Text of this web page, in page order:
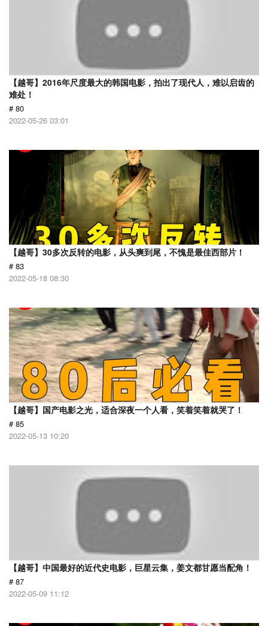
【越哥】2016年尺度最大的韩国电影，拍出了现代人，难以启齿的
难处！
# 80
2022-05-26 03:01
【越哥】30多次反转的电影，从头爽到尾，不愧是最佳西部片！
# 83
2022-05-18 08:30
【越哥】国产电影之光，适合深夜一个人看，笑着笑着就哭了！
# 85
2022-05-13 10:20
【越哥】中国最好的近代史电影，巨星云集，姜文都甘愿当配角！
# 87
2022-05-09 11:12